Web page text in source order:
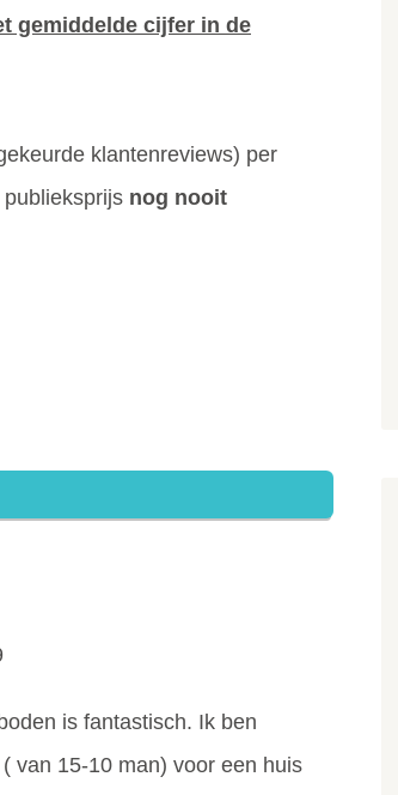
gemiddelde cijfer in de
klantenreviews) per
nog nooit
is fantastisch. Ik ben
van 15-10 man) voor een huis